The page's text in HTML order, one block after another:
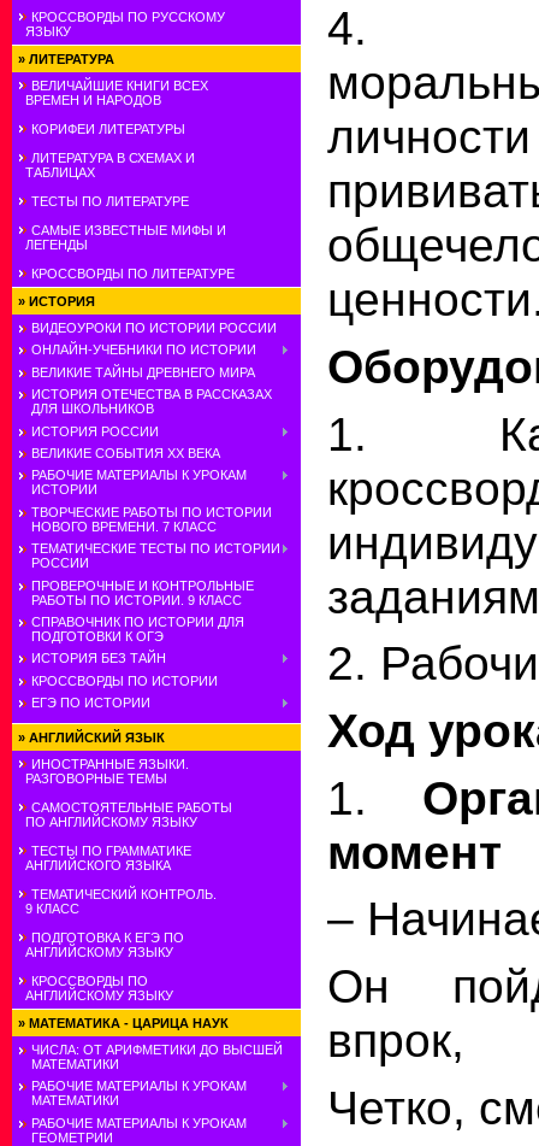
КРОССВОРДЫ ПО РУССКОМУ
ЯЗЫКУ
» ЛИТЕРАТУРА
ВЕЛИЧАЙШИЕ КНИГИ ВСЕХ
ВРЕМЕН И НАРОДОВ
КОРИФЕИ ЛИТЕРАТУРЫ
ЛИТЕРАТУРА В СХЕМАХ И
ТАБЛИЦАХ
ТЕСТЫ ПО ЛИТЕРАТУРЕ
САМЫЕ ИЗВЕСТНЫЕ МИФЫ И
ЛЕГЕНДЫ
КРОССВОРДЫ ПО ЛИТЕРАТУРЕ
» ИСТОРИЯ
ВИДЕОУРОКИ ПО ИСТОРИИ РОССИИ
ОНЛАЙН-УЧЕБНИКИ ПО ИСТОРИИ
ВЕЛИКИЕ ТАЙНЫ ДРЕВНЕГО МИРА
ИСТОРИЯ ОТЕЧЕСТВА В РАССКАЗАХ
ДЛЯ ШКОЛЬНИКОВ
ИСТОРИЯ РОССИИ
ВЕЛИКИЕ СОБЫТИЯ ХХ ВЕКА
РАБОЧИЕ МАТЕРИАЛЫ К УРОКАМ
ИСТОРИИ
ТВОРЧЕСКИЕ РАБОТЫ ПО ИСТОРИИ
НОВОГО ВРЕМЕНИ. 7 КЛАСС
ТЕМАТИЧЕСКИЕ ТЕСТЫ ПО ИСТОРИИ
РОССИИ
ПРОВЕРОЧНЫЕ И КОНТРОЛЬНЫЕ
РАБОТЫ ПО ИСТОРИИ. 9 КЛАСС
СПРАВОЧНИК ПО ИСТОРИИ ДЛЯ
ПОДГОТОВКИ К ОГЭ
ИСТОРИЯ БЕЗ ТАЙН
КРОССВОРДЫ ПО ИСТОРИИ
ЕГЭ ПО ИСТОРИИ
» АНГЛИЙСКИЙ ЯЗЫК
ИНОСТРАННЫЕ ЯЗЫКИ.
РАЗГОВОРНЫЕ ТЕМЫ
САМОСТОЯТЕЛЬНЫЕ РАБОТЫ
ПО АНГЛИЙСКОМУ ЯЗЫКУ
ТЕСТЫ ПО ГРАММАТИКЕ
АНГЛИЙСКОГО ЯЗЫКА
ТЕМАТИЧЕСКИЙ КОНТРОЛЬ.
9 КЛАСС
ПОДГОТОВКА К ЕГЭ ПО
АНГЛИЙСКОМУ ЯЗЫКУ
КРОССВОРДЫ ПО
АНГЛИЙСКОМУ ЯЗЫКУ
» МАТЕМАТИКА - ЦАРИЦА НАУК
ЧИСЛА: ОТ АРИФМЕТИКИ ДО ВЫСШЕЙ
МАТЕМАТИКИ
РАБОЧИЕ МАТЕРИАЛЫ К УРОКАМ
МАТЕМАТИКИ
РАБОЧИЕ МАТЕРИАЛЫ К УРОКАМ
ГЕОМЕТРИИ
4.
1.
2.
Ход
1.
момент
–
Он
впрок,
Четко,